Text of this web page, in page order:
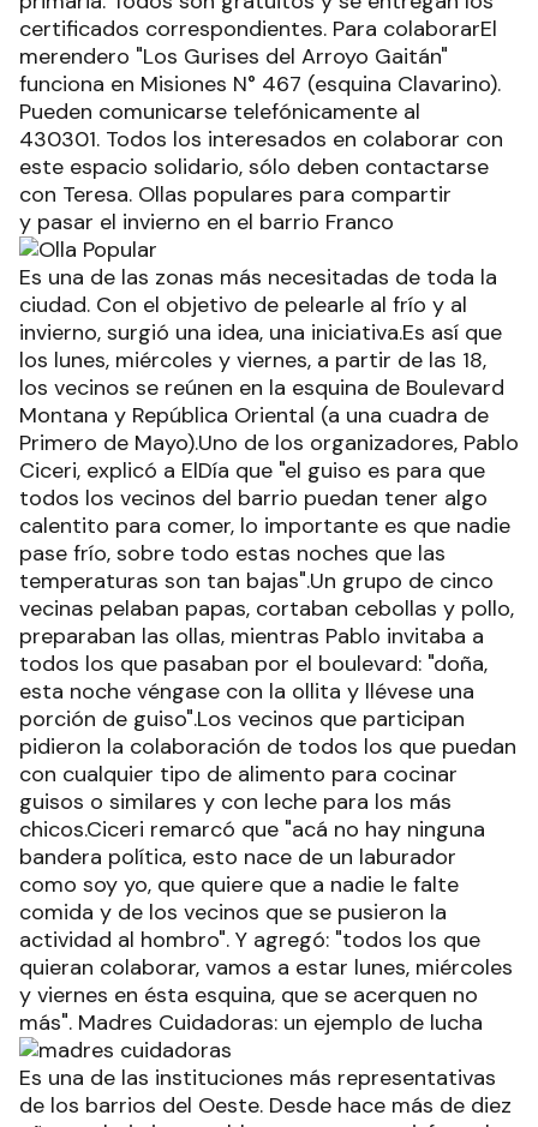
certificados correspondientes. Para colaborarEl
merendero "Los Gurises del Arroyo Gaitán"
funciona en Misiones N° 467 (esquina Clavarino).
Pueden comunicarse telefónicamente al
430301. Todos los interesados en colaborar con
este espacio solidario, sólo deben contactarse
con Teresa. Ollas populares para compartir
y pasar el invierno en el barrio Franco
Es una de las zonas más necesitadas de toda la
ciudad. Con el objetivo de pelearle al frío y al
invierno, surgió una idea, una iniciativa.Es así que
los lunes, miércoles y viernes, a partir de las 18,
los vecinos se reúnen en la esquina de Boulevard
Montana y República Oriental (a una cuadra de
Primero de Mayo).Uno de los organizadores, Pablo
Ciceri, explicó a ElDía que "el guiso es para que
todos los vecinos del barrio puedan tener algo
calentito para comer, lo importante es que nadie
pase frío, sobre todo estas noches que las
temperaturas son tan bajas".Un grupo de cinco
vecinas pelaban papas, cortaban cebollas y pollo,
preparaban las ollas, mientras Pablo invitaba a
todos los que pasaban por el boulevard: "doña,
esta noche véngase con la ollita y llévese una
porción de guiso".Los vecinos que participan
pidieron la colaboración de todos los que puedan
con cualquier tipo de alimento para cocinar
guisos o similares y con leche para los más
chicos.Ciceri remarcó que "acá no hay ninguna
bandera política, esto nace de un laburador
como soy yo, que quiere que a nadie le falte
comida y de los vecinos que se pusieron la
actividad al hombro". Y agregó: "todos los que
quieran colaborar, vamos a estar lunes, miércoles
y viernes en ésta esquina, que se acerquen no
más". Madres Cuidadoras: un ejemplo de lucha
Es una de las instituciones más representativas
de los barrios del Oeste. Desde hace más de diez